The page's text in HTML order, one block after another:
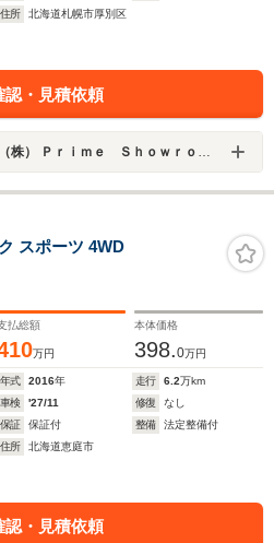
住所
北海道札幌市厚別区
認・見積依頼
） Ｐｒｉｍｅ Ｓｈｏｗｒｏｏｍ
スポーツ 4WD
払総額
万円
本体価格
398.0万円
年式 2016年 走行 6.2万km
車検
'27/11 修復
なし
保証
保証付 整備
法定整備付
住所
北海道恵庭市
認・見積依頼